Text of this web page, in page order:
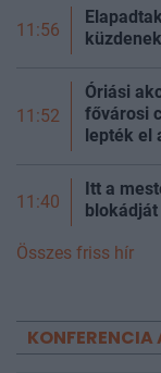
11:56
11:52
Óriási
fővárosi
lepték el
11:40
Itt a
Összes friss hír